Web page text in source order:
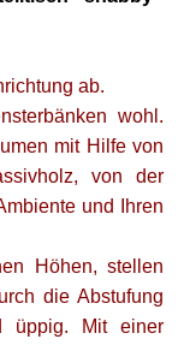
ab.
wohl.
mit Hilfe von
von der
und Ihren
Höhen, stellen
die Abstufung
üppig. Mit einer